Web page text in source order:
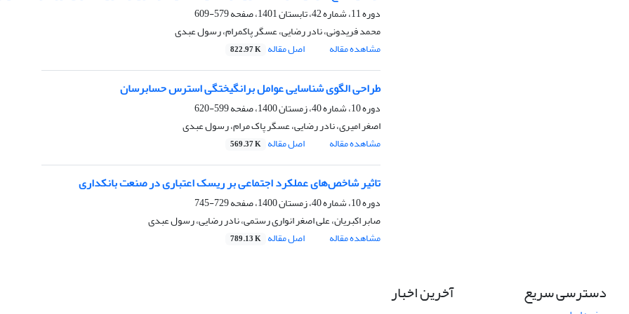
دوره 11، شماره 42، تابستان 1401، صفحه
579-609
محمد فریدونی، نادر رضایی، عسگر پاکمرام، رسول عبدی
مشاهده مقاله
اصل مقاله 822.97 K
طراحی الگوی شناسایی عوامل برانگیختگی استرس حسابرسان
دوره 10، شماره 40، زمستان 1400، صفحه
599-620
اصغر امیری، نادر رضایی، عسگر پاک مرام، رسول عبدی
مشاهده مقاله
اصل مقاله 569.37 K
تاثیر شاخص‌های عملکرد اجتماعی بر ریسک اعتباری در صنعت بانکداری
دوره 10، شماره 40، زمستان 1400، صفحه
729-745
صابر اکبریان، علی اصغر انواری رستمی، نادر رضایی، رسول عبدی
مشاهده مقاله
اصل مقاله 789.13 K
دسترسی سریع آخرین اخبار